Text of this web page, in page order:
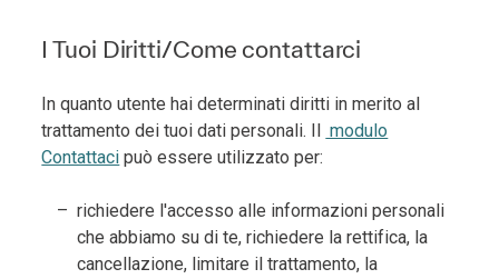
I Tuoi Diritti/Come contattarci
In quanto utente hai determinati diritti in merito al
trattamento dei tuoi dati personali. Il modulo
Contattaci può essere utilizzato per:
richiedere l'accesso alle informazioni personali
che abbiamo su di te, richiedere la rettifica, la
cancellazione, limitare il trattamento, la